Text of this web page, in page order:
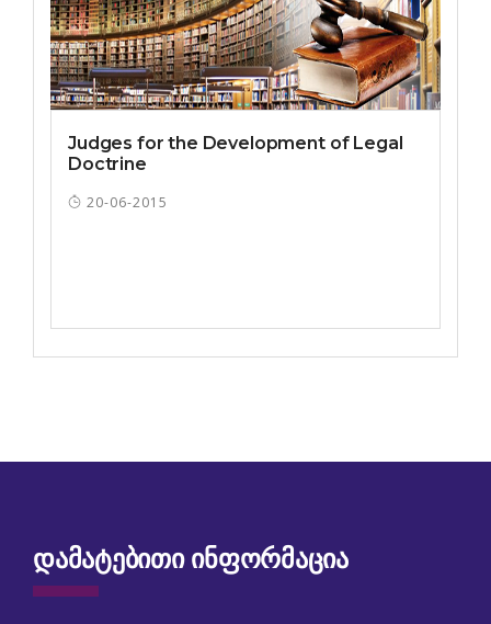
Judges for the Development of Legal
Doctrine
20-06-2015
ᲓᲐᲛᲐᲢᲔᲑᲘᲗᲘ ᲘᲜᲤᲝᲠᲛᲐᲪᲘᲐ